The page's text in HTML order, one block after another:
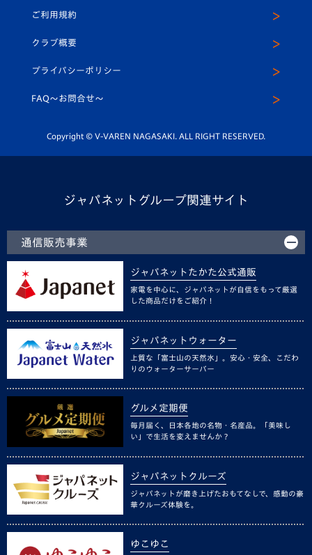
平和祈念活動
ホームタウン活動
スクール
ヴィヴィくんインスタグラム
公式LINE＠
ご利用規約
クラブ概要
プライバシーポリシー
FAQ〜お問合せ〜
Copyright © V-VAREN NAGASAKI. ALL RIGHT RESERVED.
ジャパネットグループ関連サイト
通信販売事業
ジャパネットたかた公式通販
家電を中心に、ジャパネットが自信をもって厳選
した商品だけをご紹介！
ジャパネットウォーター
上質な「富士山の天然水」。安心・安全、こだわ
りのウォーターサーバー
グルメ定期便
毎月届く、日本各地の名物・名産品。「美味し
い」で生活を変えませんか？
ジャパネットクルーズ
ジャパネットが磨き上げたおもてなしで、感動の豪
華クルーズ体験を。
ゆこゆこ